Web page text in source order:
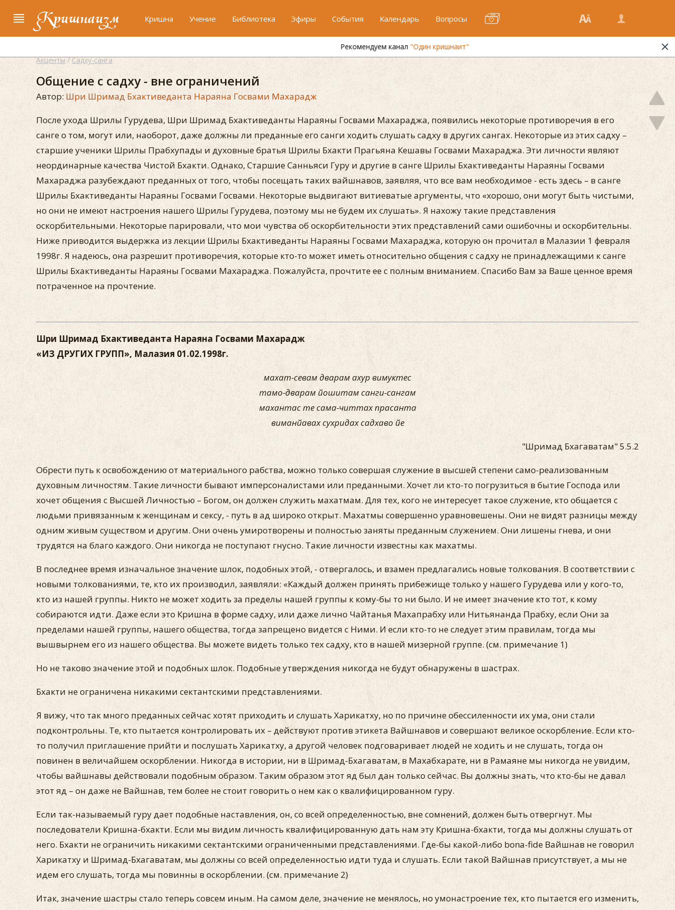
Кришнаизм Кришна Учение Библиотека Эфиры События Календарь Вопросы
"Один кришнаит"
Акценты/Садху-санга
Общение с садху - вне ограничений
Автор: Шри Шримад Бхактиведанта Нараяна Госвами Махарадж
После ухода Шрилы Гурудева, Шри Шримад Бхактиведанты Нараяны Госвами Махараджа, появились некоторые противоречия в его
санге о том, могут или, наоборот, даже должны ли преданные его санги ходить слушать садху в других сангах. Некоторые из этих садху –
старшие ученики Шрилы Прабхупады и духовные братья Шрилы Бхакти Прагьяна Кешавы Госвами Махараджа. Эти личности являют
неординарные качества Чистой Бхакти. Однако, Старшие Санньяси Гуру и другие в санге Шрилы Бхактиведанты Нараяны Госвами
Махараджа разубеждают преданных от того, чтобы посещать таких вайшнавов, заявляя, что все вам необходимое - есть здесь – в санге
Шрилы Бхактиведанты Нараяны Госвами Госвами. Некоторые выдвигают витиеватые аргументы, что «хорошо, они могут быть чистыми,
но они не имеют настроения нашего Шрилы Гурудева, поэтому мы не будем их слушать». Я нахожу такие представления
оскорбительными. Некоторые парировали, что мои чувства об оскорбительности этих представлений сами ошибочны и оскорбительны.
Ниже приводится выдержка из лекции Шрилы Бхактиведанты Нараяны Госвами Махараджа, которую он прочитал в Малазии 1 февраля
1998г. Я надеюсь, она разрешит противоречия, которые кто-то может иметь относительно общения с садху не принадлежащими к санге
Шрилы Бхактиведанты Нараяны Госвами Махараджа. Пожалуйста, прочтите ее с полным вниманием. Спасибо Вам за Ваше ценное время
потраченное на прочтение.
Шри Шримад Бхактиведанта Нараяна Госвами Махарадж
«ИЗ ДРУГИХ ГРУПП», Малазия 01.02.1998г.
махат-севам дварам ахур вимуктес
тамо-дварам йошитам санги-сангам
махантас те сама-читтах прасанта
виманйавах сухридах садхаво йе
"Шримад Бхагаватам" 5.5.2
Обрести путь к освобождению от материального рабства, можно только совершая служение в высшей степени само-реализованным
духовным личностям. Такие личности бывают имперсоналистами или преданными. Хочет ли кто-то погрузиться в бытие Господа или
хочет общения с Высшей Личностью – Богом, он должен служить махатмам. Для тех, кого не интересует такое служение, кто общается с
людьми привязанным к женщинам и сексу, - путь в ад широко открыт. Махатмы совершенно уравновешены. Они не видят разницы между
одним живым существом и другим. Они очень умиротворены и полностью заняты преданным служением. Они лишены гнева, и они
трудятся на благо каждого. Они никогда не поступают гнусно. Такие личности известны как махатмы.
В последнее время изначальное значение шлок, подобных этой, - отвергалось, и взамен предлагались новые толкования. В соответствии с
новыми толкованиями, те, кто их производил, заявляли: «Каждый должен принять прибежище только у нашего Гурудева или у кого-то,
кто из нашей группы. Никто не может ходить за пределы нашей группы к кому-бы то ни было. И не имеет значение кто тот, к кому
собираются идти. Даже если это Кришна в форме садху, или даже лично Чайтанья Махапрабху или Нитьянанда Прабху, если Они за
пределами нашей группы, нашего общества, тогда запрещено видется с Ними. И если кто-то не следует этим правилам, тогда мы
вышвырнем его из нашего общества. Вы можете видеть только тех садху, кто в нашей мизерной группе. (см. примечание 1)
Но не таково значение этой и подобных шлок. Подобные утверждения никогда не будут обнаружены в шастрах.
Бхакти не ограничена никакими сектантскими представлениями.
Я вижу, что так много преданных сейчас хотят приходить и слушать Харикатху, но по причине обессиленности их ума, они стали
подконтрольны. Те, кто пытается контролировать их – действуют против этикета Вайшнавов и совершают великое оскорбление. Если кто-
то получил приглашение прийти и послушать Харикатху, а другой человек подговаривает людей не ходить и не слушать, тогда он
повинен в величайшем оскорблении. Никогда в истории, ни в Шримад-Бхагаватам, в Махабхарате, ни в Рамаяне мы никогда не увидим,
чтобы вайшнавы действовали подобным образом. Таким образом этот яд был дан только сейчас. Вы должны знать, что кто-бы не давал
этот яд – он даже не Вайшнав, тем более не стоит говорить о нем как о квалифицированном гуру.
Если так-называемый гуру дает подобные наставления, он, со всей определенностью, вне сомнений, должен быть отвергнут. Мы
последователи Кришна-бхакти. Если мы видим личность квалифицированную дать нам эту Кришна-бхакти, тогда мы должны слушать от
него. Бхакти не ограничить никакими сектантскими ограниченными представлениями. Где-бы какой-либо bona-fide Вайшнав не говорил
Харикатху и Шримад-Бхагаватам, мы должны со всей определенностью идти туда и слушать. Если такой Вайшнав присутствует, а мы не
идем его слушать, тогда мы повинны в оскорблении. (см. примечание 2)
Итак, значение шастры стало теперь совсем иным. На самом деле, значение не менялось, но умонастроение тех, кто пытается его изменить,